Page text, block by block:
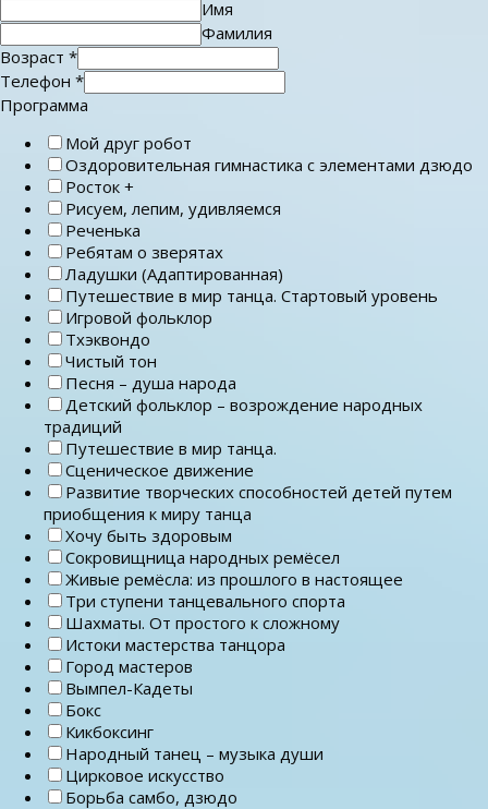
Имя
Фамилия
Возраст *
Телефон *
Программа
Мой друг робот
Оздоровительная гимнастика с элементами дзюдо
Росток +
Рисуем, лепим, удивляемся
Реченька
Ребятам о зверятах
Ладушки (Адаптированная)
Путешествие в мир танца. Стартовый уровень
Игровой фольклор
Тхэквондо
Чистый тон
Песня – душа народа
Детский фольклор – возрождение народных
традиций
Путешествие в мир танца.
Сценическое движение
Развитие творческих способностей детей путем
приобщения к миру танца
Хочу быть здоровым
Сокровищница народных ремёсел
Живые ремёсла: из прошлого в настоящее
Три ступени танцевального спорта
Шахматы. От простого к сложному
Истоки мастерства танцора
Город мастеров
Вымпел-Кадеты
Бокс
Кикбоксинг
Народный танец – музыка души
Цирковое искусство
Борьба самбо, дзюдо